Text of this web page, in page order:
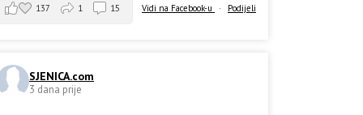
Vidi na Facebook-u · Podijeli
137 1 15
SJENICA.com
3 dana prije